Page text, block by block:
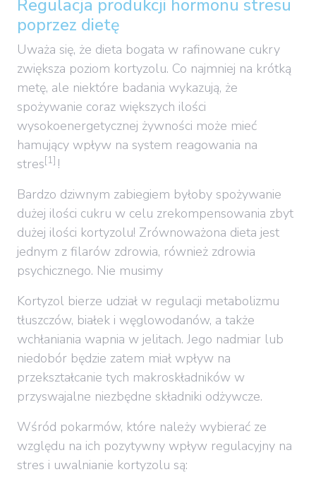
Regulacja produkcji hormonu stresu
poprzez dietę
Uważa się, że dieta bogata w rafinowane cukry
zwiększa poziom kortyzolu. Co najmniej na krótką
metę, ale niektóre badania wykazują, że
spożywanie coraz większych ilości
wysokoenergetycznej żywności może mieć
hamujący wpływ na system reagowania na
stres[1] !
Bardzo dziwnym zabiegiem byłoby spożywanie
dużej ilości cukru w celu zrekompensowania zbyt
dużej ilości kortyzolu! Zrównoważona dieta jest
jednym z filarów zdrowia, również zdrowia
psychicznego. Nie musimy
Kortyzol bierze udział w regulacji metabolizmu
tłuszczów, białek i węglowodanów, a także
wchłaniania wapnia w jelitach. Jego nadmiar lub
niedobór będzie zatem miał wpływ na
przekształcanie tych makroskładników w
przyswajalne niezbędne składniki odżywcze.
Wśród pokarmów, które należy wybierać ze
względu na ich pozytywny wpływ regulacyjny na
stres i uwalnianie kortyzolu są: